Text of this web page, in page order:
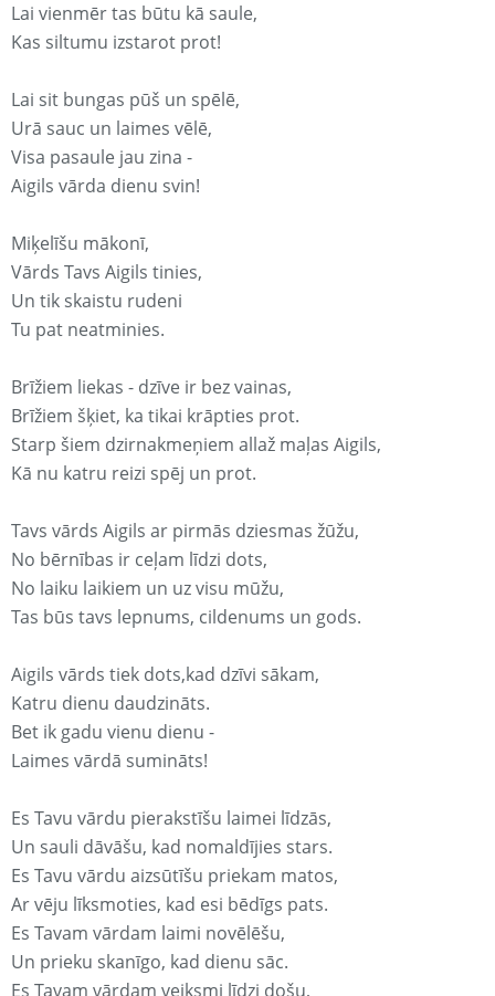
Lai vienmēr tas būtu kā saule,
Kas siltumu izstarot prot!
Lai sit bungas pūš un spēlē,
Urā sauc un laimes vēlē,
Visa pasaule jau zina -
Aigils vārda dienu svin!
Miķelīšu mākonī,
Vārds Tavs Aigils tinies,
Un tik skaistu rudeni
Tu pat neatminies.
Brīžiem liekas - dzīve ir bez vainas,
Brīžiem šķiet, ka tikai krāpties prot.
Starp šiem dzirnakmeņiem allaž maļas Aigils,
Kā nu katru reizi spēj un prot.
Tavs vārds Aigils ar pirmās dziesmas žūžu,
No bērnības ir ceļam līdzi dots,
No laiku laikiem un uz visu mūžu,
Tas būs tavs lepnums, cildenums un gods.
Aigils vārds tiek dots,kad dzīvi sākam,
Katru dienu daudzināts.
Bet ik gadu vienu dienu -
Laimes vārdā sumināts!
Es Tavu vārdu pierakstīšu laimei līdzās,
Un sauli dāvāšu, kad nomaldījies stars.
Es Tavu vārdu aizsūtīšu priekam matos,
Ar vēju līksmoties, kad esi bēdīgs pats.
Es Tavam vārdam laimi novēlēšu,
Un prieku skanīgo, kad dienu sāc.
Es Tavam vārdam veiksmi līdzi došu,